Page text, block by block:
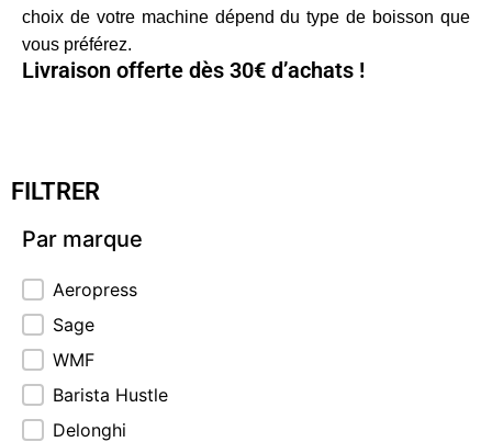
choix de votre machine dépend du type de boisson que
vous préférez.
Livraison offerte dès 30€ d’achats !
FILTRER
Par marque
Par marque
Aeropress
Sage
WMF
Barista Hustle
Delonghi